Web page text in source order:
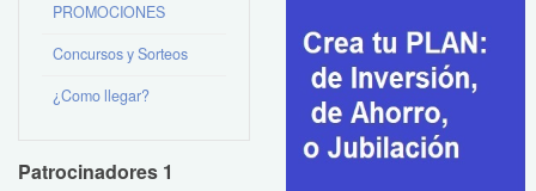
PROMOCIONES
Concursos y Sorteos
¿Como llegar?
Patrocinadores 1